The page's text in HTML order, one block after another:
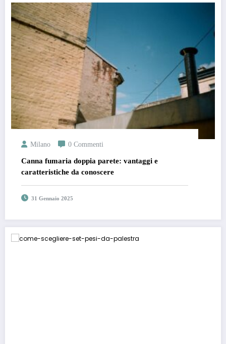
Milano 0 Commenti
Canna fumaria doppia parete: vantaggi e
caratteristiche da conoscere
31 Gennaio 2025